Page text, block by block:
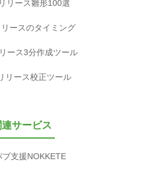
リース雛形100選
ースのタイミング
ース3分作成ツール
リース校正ツール
連サービス
ブ支援NOKKETE